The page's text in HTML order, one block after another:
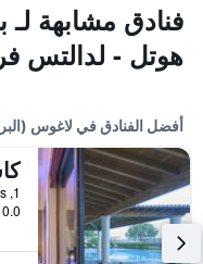
فنادق مشابهة
هوتل - لدالتس
أفضل الفنادق في لاغوس
0.0 كيلومتر عن وسط المدينة